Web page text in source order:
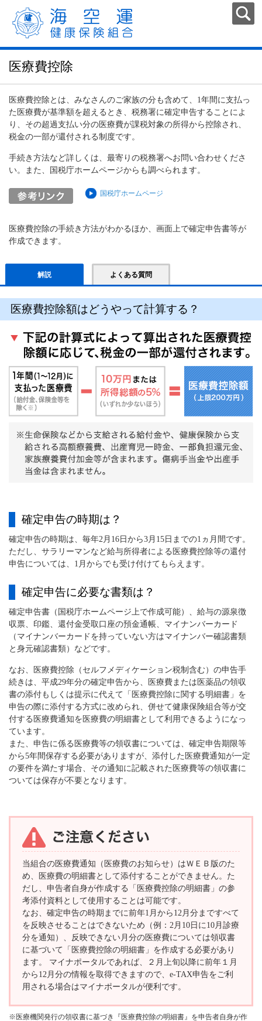
医療費控除
医療費控除とは、みなさんのご家族の分も含めて、1年間に支払っ
た医療費が基準額を超えるとき、税務署に確定申告することによ
り、その超過支払い分の医療費が課税対象の所得から控除され、
税金の一部が還付される制度です。
手続き方法など詳しくは、最寄りの税務署へお問い合わせくださ
い。また、国税庁ホームページからも調べられます。
国税庁ホームページ
医療費控除の手続き方法がわかるほか、画面上で確定申告書等が
作成できます。
解説 よくある質問
医療費控除額はどうやって計算する？
確定申告の時期は？
確定申告の時期は、毎年2月16日から3月15日までの1ヵ月間です。
ただし、サラリーマンなど給与所得者による医療費控除等の還付
申告については、1月からでも受け付けてもらえます。
確定申告に必要な書類は？
確定申告書（国税庁ホームページ上で作成可能）、給与の源泉徴
収票、印鑑、還付金受取口座の預金通帳、マイナンバーカード
（マイナンバーカードを持っていない方はマイナンバー確認書類
と身元確認書類）などです。
なお、医療費控除（セルフメディケーション税制含む）の申告手
続きは、平成29年分の確定申告から、医療費または医薬品の領収
書の添付もしくは提示に代えて「医療費控除に関する明細書」を
申告の際に添付する方式に改められ、併せて健康保険組合等が交
付する医療費通知を医療費の明細書として利用できるようになっ
ています。
また、申告に係る医療費等の領収書については、確定申告期限等
から5年間保存する必要がありますが、添付した医療費通知が一定
の要件を満たす場合、その通知に記載された医療費等の領収書に
ついては保存が不要となります。
当組合の医療費通知（医療費のお知らせ）はＷＥＢ版のた
め、医療費の明細書として添付することができません。た
だし、申告者自身が作成する「医療費控除の明細書」の参
考添付資料として使用することは可能です。
なお、確定申告の時期までに前年1月から12月分まですべて
を反映させることはできないため（例：2月10日に10月診療
分を通知）、反映できない月分の医療費については領収書
に基づいて「医療費控除の明細書」を作成する必要があり
ます。 マイナポータルであれば、２月上旬以降に前年１月
から12月分の情報を取得できますので、e-TAX申告をご利
用される場合はマイナポータルが便利です。
※医療機関発行の領収書に基づき『医療費控除の明細書』を申告者自身が作